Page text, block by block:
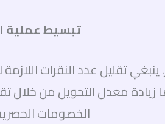
تبسيط عملية
تقليل عدد النقرات اللازمة
زيادة معدل التحويل من
الخصومات